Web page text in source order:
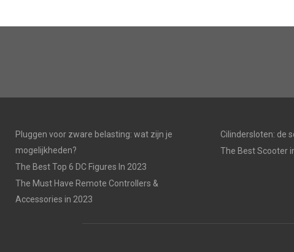
Pluggen voor zware belasting: wat zijn je
mogelijkheden?
The Best Top 6 DC Figures In 2023
The Must Have Remote Controllers &
Accessories in 2023
Cilindersloten: de
The Best Scooter